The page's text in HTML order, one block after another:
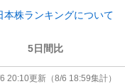
本株ランキングについて
5日間比
20:10更新 （8/6 18:59集計）